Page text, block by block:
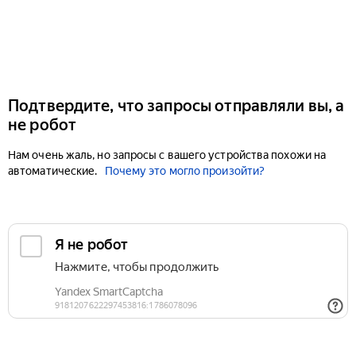
Подтвердите, что запросы отправляли вы, а
не робот
Нам очень жаль, но запросы с вашего устройства похожи на
автоматические.
Почему это могло произойти?